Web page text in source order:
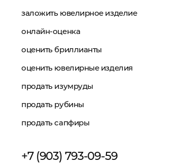
заложить ювелирное изделие
онлайн-оценка
оценить бриллианты
оценить ювелирные изделия
продать изумруды
продать рубины
продать сапфиры
+7 (903) 793-09-59